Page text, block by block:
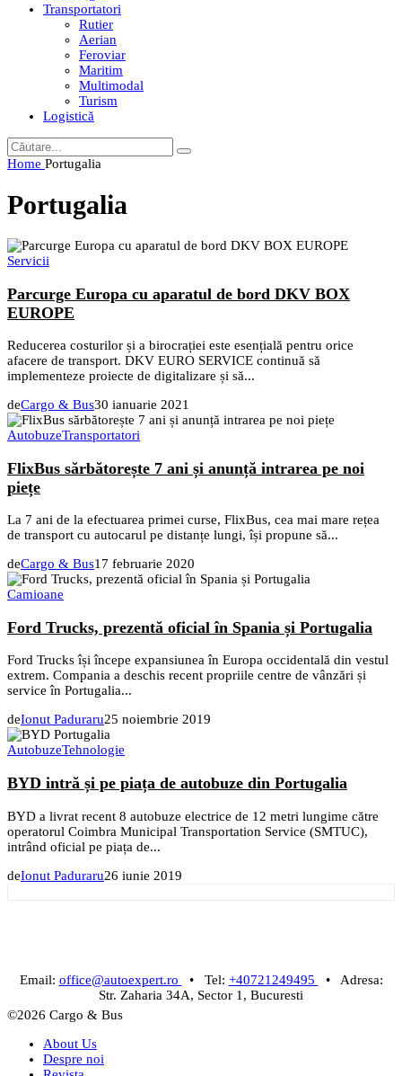
Transportatori
Rutier
Aerian
Feroviar
Maritim
Multimodal
Turism
Logistică
Home Portugalia
Portugalia
Servicii
Parcurge Europa cu aparatul de bord DKV BOX
EUROPE
Reducerea costurilor și a birocrației este esențială pentru orice
afacere de transport. DKV EURO SERVICE continuă să
implementeze proiecte de digitalizare și să...
deCargo & Bus30 ianuarie 2021
AutobuzeTransportatori
FlixBus sărbătorește 7 ani și anunță intrarea pe noi
piețe
La 7 ani de la efectuarea primei curse, FlixBus, cea mai mare rețea
de transport cu autocarul pe distanțe lungi, își propune să...
deCargo & Bus17 februarie 2020
Camioane
Ford Trucks, prezentă oficial în Spania și Portugalia
Ford Trucks își începe expansiunea în Europa occidentală din vestul
extrem. Compania a deschis recent propriile centre de vânzări și
service în Portugalia...
deIonut Paduraru25 noiembrie 2019
AutobuzeTehnologie
BYD intră și pe piața de autobuze din Portugalia
BYD a livrat recent 8 autobuze electrice de 12 metri lungime către
operatorul Coimbra Municipal Transportation Service (SMTUC),
intrând oficial pe piața de...
deIonut Paduraru26 iunie 2019
Email: office@autoexpert.ro • Tel: +40721249495
• Adresa:
Str. Zaharia 34A, Sector 1, Bucuresti
©2026 Cargo & Bus
About Us
Despre noi